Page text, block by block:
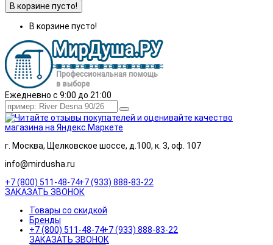
В корзине пусто!
В корзине пусто!
Ежедневно с 9:00 до 21:00
г. Москва, Щелковское шоссе, д.100, к. 3, оф. 107
info@mirdusha.ru
+7 (800) 511-48-74+7 (933) 888-83-22
ЗАКАЗАТЬ ЗВОНОК
Товары со скидкой
Бренды
+7 (800) 511-48-74+7 (933) 888-83-22
ЗАКАЗАТЬ ЗВОНОК